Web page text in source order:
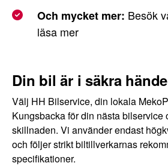
Och mycket mer: Besök
läsa mer
Din bil är i säkra
Välj HH Bilservice, din lokala
Kungsbacka för din nästa bilservice
skillnaden. Vi använder endast
och följer strikt biltillverkarnas
specifikationer.